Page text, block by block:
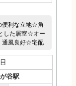
便利な立地☆角
した居室☆オー
通風良好☆宅配
谷駅